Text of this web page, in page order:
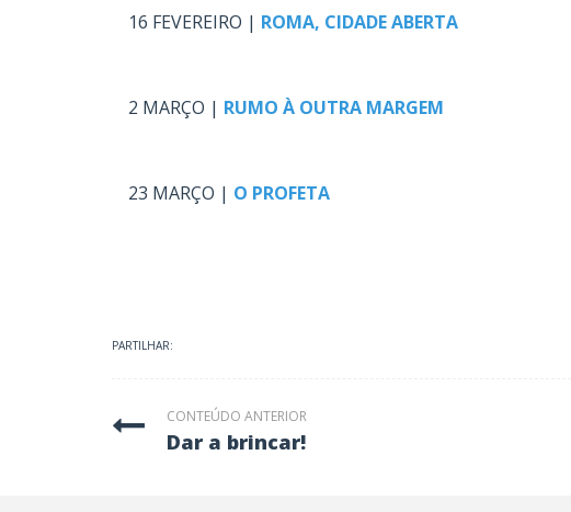
16 FEVEREIRO | ROMA, CIDADE ABERTA
2 MARÇO | RUMO À OUTRA MARGEM
23 MARÇO | O PROFETA
PARTILHAR:
CONTEÚDO ANTERIOR
dar a brincar!